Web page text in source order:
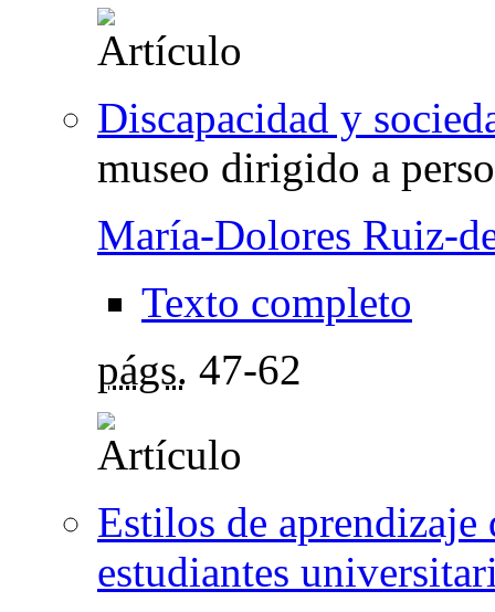
Discapacidad y
museo dirigido a
María-Dolores Ruiz-
Texto completo
págs. 47-62
Estilos de
estudiantes